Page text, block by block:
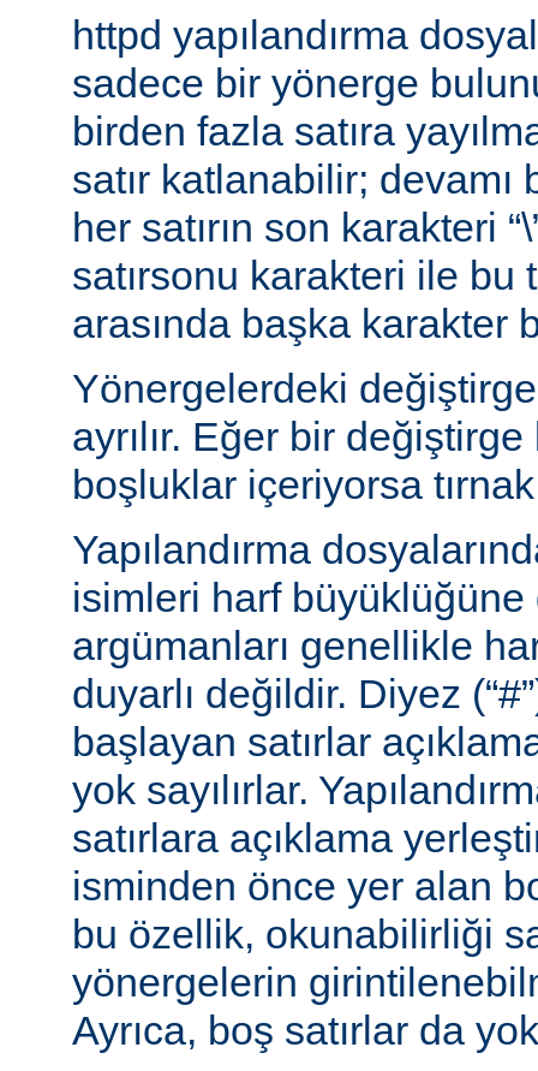
httpd yapılandırma
sadece bir yönerge
birden fazla satıra
satır katlanabilir; devamı
her satırın son karakteri
satırsonu karakteri ile bu
arasında başka karakter
Yönergelerdeki
ayrılır. Eğer bir
boşluklar içeriyorsa tırnak
Yapılandırma
isimleri harf büyüklüğüne
argümanları genellikle
duyarlı değildir. Diyez
başlayan satırlar
yok sayılırlar.
satırlara açıklama
isminden önce yer alan
bu özellik, okunabilirliği
yönergelerin
Ayrıca, boş satırlar da